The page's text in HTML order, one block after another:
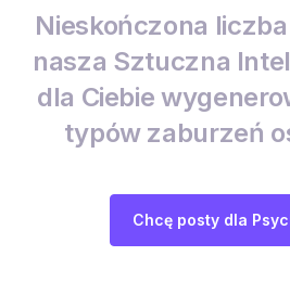
Nieskończona
nasza Sztuczna
dla Ciebie
typów zaburzeń
Chcę posty dla